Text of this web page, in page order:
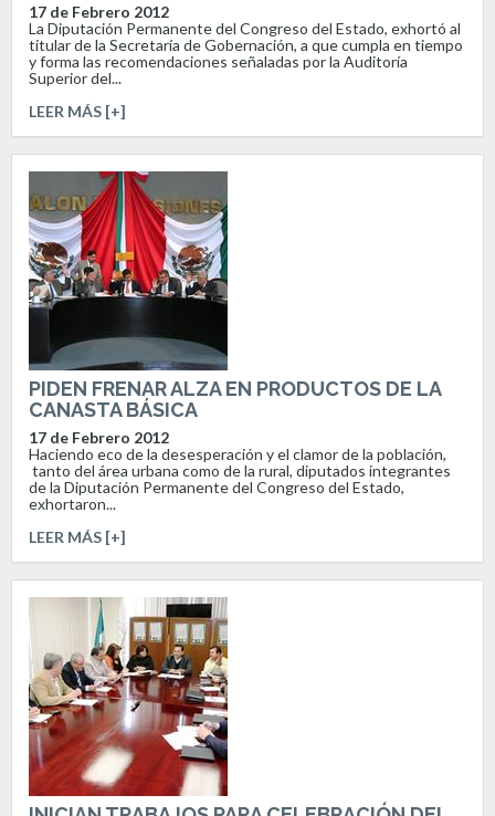
17 de Febrero 2012
La Diputación Permanente del Congreso del Estado, exhortó al
titular de la Secretaría de Gobernación, a que cumpla en tiempo
y forma las recomendaciones señaladas por la Auditoría
Superior del...
LEER MÁS [+]
PIDEN FRENAR ALZA EN PRODUCTOS DE LA
CANASTA BÁSICA
17 de Febrero 2012
Haciendo eco de la desesperación y el clamor de la población,
tanto del área urbana como de la rural, diputados integrantes
de la Diputación Permanente del Congreso del Estado,
exhortaron...
LEER MÁS [+]